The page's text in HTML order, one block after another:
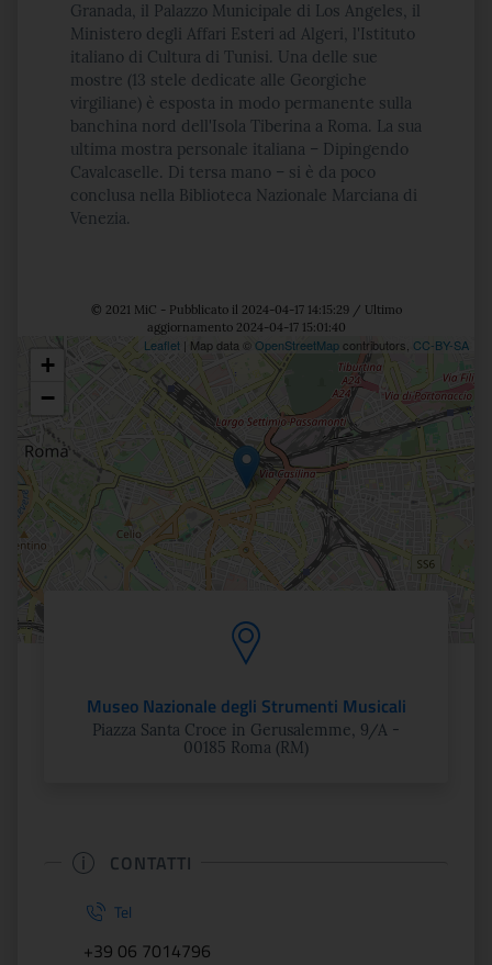
Granada, il Palazzo Municipale di Los Angeles, il
Ministero degli Affari Esteri ad Algeri, l'Istituto
italiano di Cultura di Tunisi. Una delle sue
mostre (13 stele dedicate alle Georgiche
virgiliane) è esposta in modo permanente sulla
banchina nord dell'Isola Tiberina a Roma. La sua
ultima mostra personale italiana – Dipingendo
Cavalcaselle. Di tersa mano – si è da poco
conclusa nella Biblioteca Nazionale Marciana di
Venezia.
© 2021 MiC - Pubblicato il 2024-04-17 14:15:29 / Ultimo
aggiornamento 2024-04-17 15:01:40
Posizione
+
−
Leaflet | Map data © OpenStreetMap contributors, CC-BY-SA
Museo Nazionale degli Strumenti Musicali
Piazza Santa Croce in Gerusalemme, 9/A -
00185 Roma (RM)
CONTATTI
Tel
+39 06 7014796